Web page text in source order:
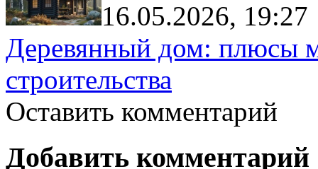
16.05.2026, 19:27
Деревянный дом: плюсы
строительства
Оставить комментарий
Добавить комментарий